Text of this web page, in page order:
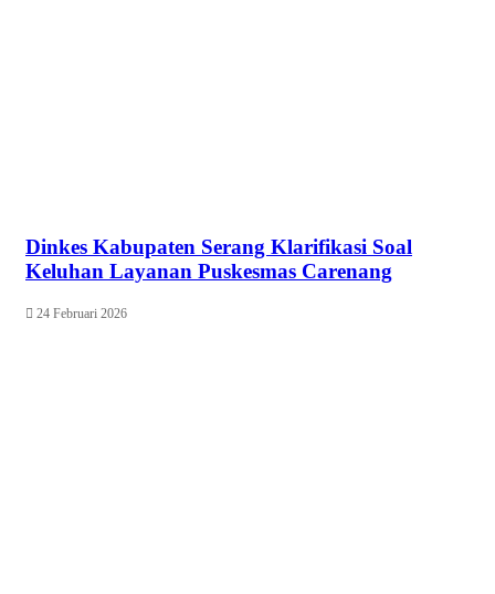
Dinkes Kabupaten Serang Klarifikasi Soal
Keluhan Layanan Puskesmas Carenang
24 Februari 2026